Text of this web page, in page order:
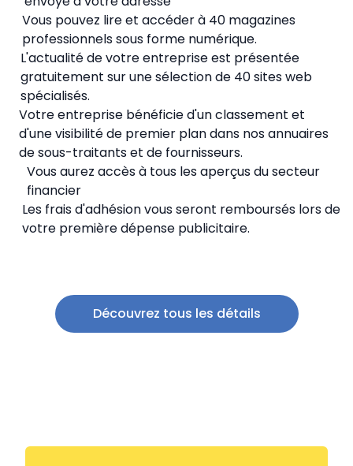
Vous pouvez lire et accéder à 40 magazines
professionnels sous forme numérique.
L'actualité de votre entreprise est présentée
gratuitement sur une sélection de 40 sites web
spécialisés.
Votre entreprise bénéficie d'un classement et
d'une visibilité de premier plan dans nos annuaires
de sous-traitants et de fournisseurs.
Vous aurez accès à tous les aperçus du secteur
financier
Les frais d'adhésion vous seront remboursés lors de
votre première dépense publicitaire.
Découvrez tous les détails